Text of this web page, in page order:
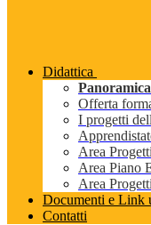
Didattica
Panoramica
Offerta
I progetti
Area
Area Piano
Area
Documenti e Link
Contatti